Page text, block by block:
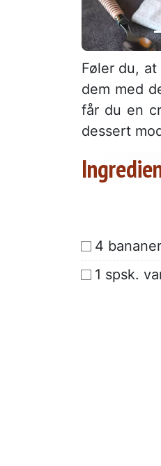
Føler du,
dem med
får du en
dessert
4 bananer
1 spsk.